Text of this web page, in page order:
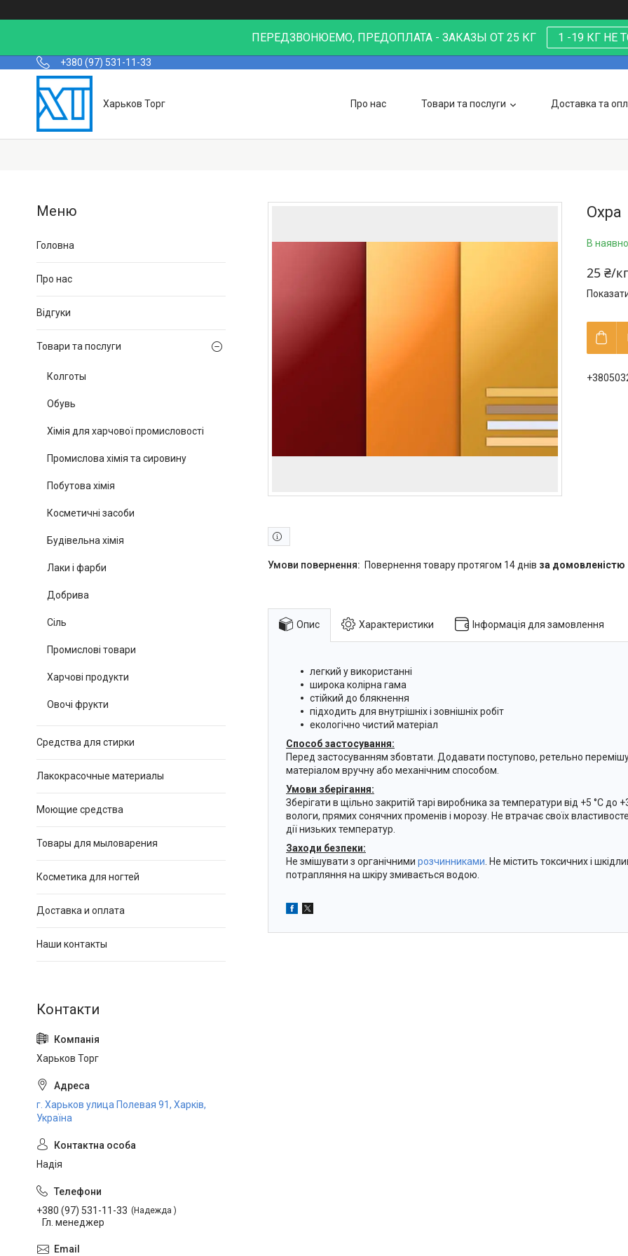
ПЕРЕДЗВОНЮЕМО, ПРЕДОПЛАТА - ЗАКАЗЫ ОТ 25 КГ 1 -19 КГ НЕ
+380 (97) 531-11-33
Харьков Торг Про нас Товари та послуги Доставка та
Охра
В
25 ₴/кг
повернення товару протягом 14 днів за домовленістю
Опис Характеристики Інформація для замовлення
легкий у використанні
широка колірна гама
стійкий до блякнення
підходить для внутрішніх і зовнішніх робіт
екологічно чистий матеріал
Cпособ застосування:
Перед застосуванням збовтати. Додавати поступово, ретельно
матеріалом вручну або механічним способом.
Умови зберігання:
Зберігати в щільно закритій тарі виробника за температури від +5 °C до
вологи, прямих сонячних променів і морозу. Не втрачає своїх
дії низьких температур.
Заходи безпеки:
Не змішувати з органічними розчинниками . Не містить токсичних і
потрапляння на шкіру змивається водою.
Головна
Про нас
Відгуки
Товари та послуги
Колготы
Обувь
Хімія для харчової промисловості
Промислова хімія та сировину
Побутова хімія
Косметичні засоби
Будівельна хімія
Лаки і фарби
Добрива
Сіль
Промислові товари
Харчові продукти
Овочі фрукти
Средства для стирки
Лакокрасочные материалы
Моющие средства
Товары для мыловарения
Косметика для ногтей
Доставка и оплата
Наши контакты
Харьков Торг
г. Харьков улица Полевая 91, Харків,
Україна
Надія
+380 (97) 531-11-33 Надежда
Гл. менеджер